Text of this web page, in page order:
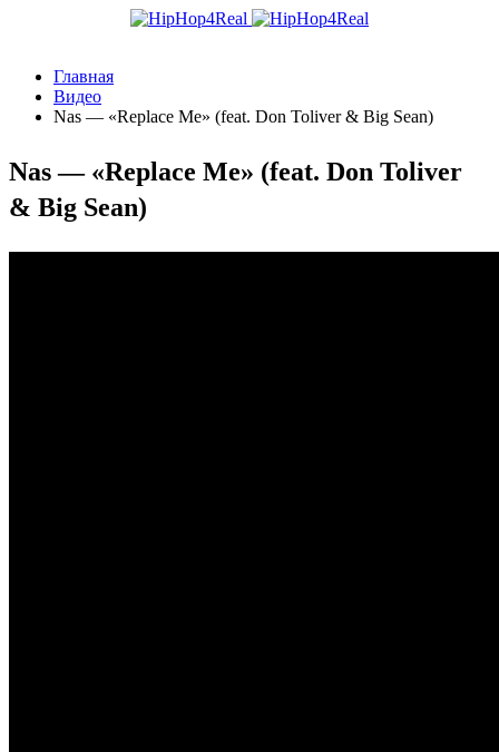
Главная
Видео
Nas — «Replace Me» (feat. Don Toliver & Big Sean)
Nas — «Replace Me» (feat. Don Toliver
& Big Sean)